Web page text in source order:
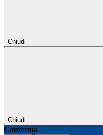
Chiudi
Chiudi
Conferma